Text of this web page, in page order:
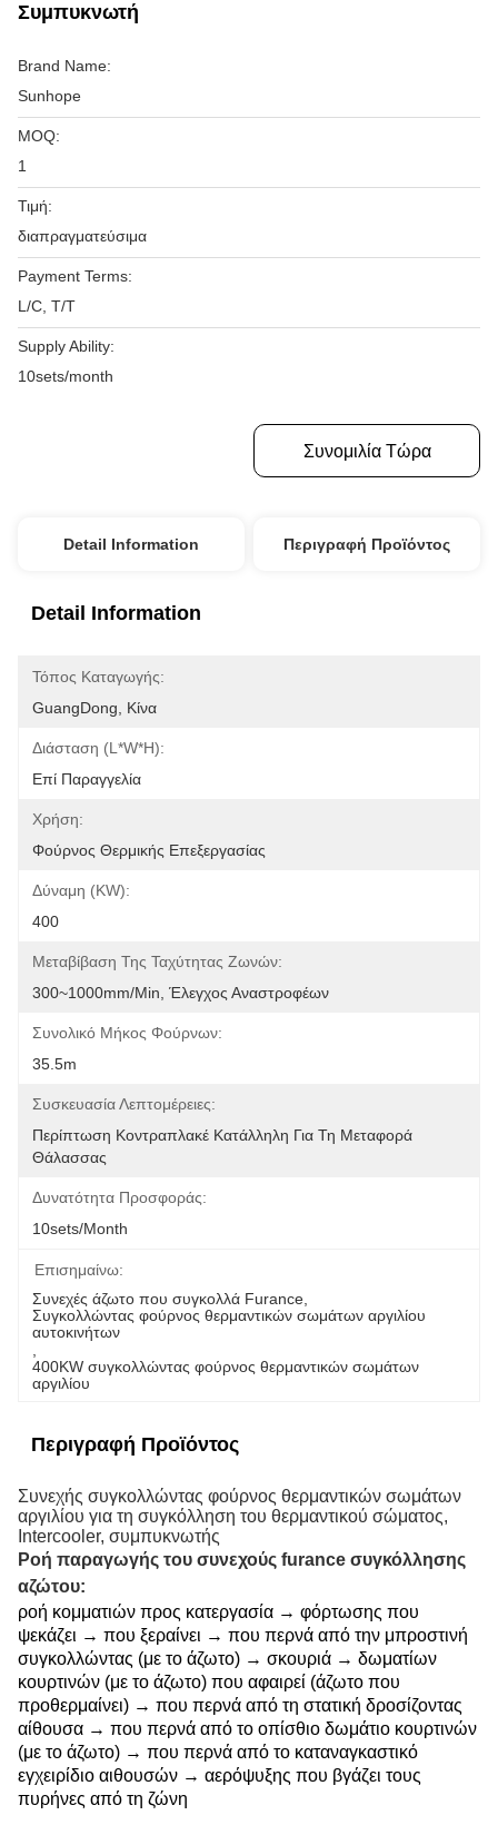
Συμπυκνωτή
Brand Name:
Sunhope
MOQ:
1
Τιμή:
διαπραγματεύσιμα
Payment Terms:
L/C, T/T
Supply Ability:
10sets/month
Συνομιλία Τώρα
Detail Information Περιγραφή Προϊόντος
Detail Information
Τόπος Καταγωγής:
GuangDong, Κίνα
Διάσταση (l*w*h):
Επί Παραγγελία
Χρήση:
Φούρνος Θερμικής Επεξεργασίας
Δύναμη (KW):
400
Μεταβίβαση Της Ταχύτητας Ζωνών:
300~1000mm/min, Έλεγχος Αναστροφέων
Συνολικό Μήκος Φούρνων:
35.5m
Συσκευασία Λεπτομέρειες:
Περίπτωση Κοντραπλακέ Κατάλληλη Για Τη Μεταφορά
Θάλασσας
Δυνατότητα Προσφοράς:
10sets/month
Επισημαίνω:
Συνεχές άζωτο που συγκολλά Furance
Συγκολλώντας φούρνος θερμαντικών σωμάτων αργιλίου
αυτοκινήτων
400KW συγκολλώντας φούρνος θερμαντικών σωμάτων
αργιλίου
Περιγραφή Προϊόντος
Συνεχής συγκολλώντας φούρνος θερμαντικών σωμάτων
αργιλίου για τη συγκόλληση του θερμαντικού σώματος,
Intercooler, συμπυκνωτής
Ροή παραγωγής του συνεχούς furance συγκόλλησης
αζώτου:
ροή κομματιών προς κατεργασία → φόρτωσης που
ψεκάζει → που ξεραίνει → που περνά από την μπροστινή
συγκολλώντας (με το άζωτο) → σκουριά → δωματίων
κουρτινών (με το άζωτο) που αφαιρεί (άζωτο που
προθερμαίνει) → που περνά από τη στατική δροσίζοντας
αίθουσα → που περνά από το οπίσθιο δωμάτιο κουρτινών
(με το άζωτο) → που περνά από το καταναγκαστικό
εγχειρίδιο αιθουσών → αερόψυξης που βγάζει τους
πυρήνες από τη ζώνη